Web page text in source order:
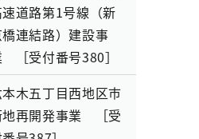
速道路第1号線（新
橋連結路）建設事
［受付番号380］
本木五丁目西地区市
地再開発事業 ［受